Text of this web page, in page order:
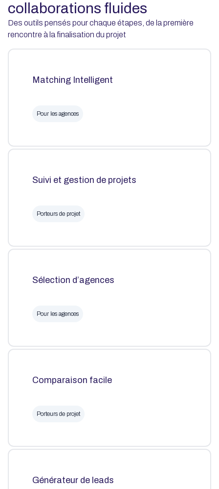
collaborations fluides
Des outils pensés pour chaque étapes, de la première
rencontre à la finalisation du projet
Matching Intelligent
Pour les agences
Suivi et gestion de projets
Porteurs de projet
Sélection d’agences
Pour les agences
Comparaison facile
Porteurs de projet
Générateur de leads